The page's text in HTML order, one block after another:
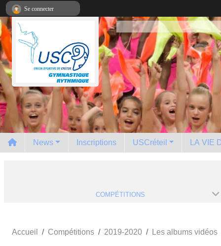
News Inscriptions USCréteil LA VIE
COMPÉTITIONS
Accueil Compétitions 2019-2020 Les albums vidéos
Se connecter
Panneau de gestion des cookies